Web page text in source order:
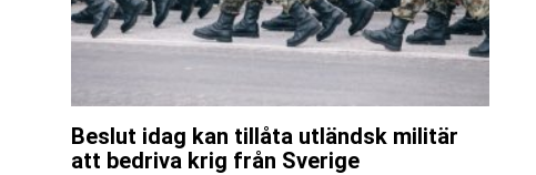
Beslut idag kan tillåta utländsk militär
att bedriva krig från Sverige